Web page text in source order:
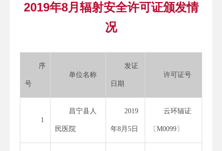
2019年8月辐射安全许可证颁发情
况
序
号
单位名称
发证
日期
许可证号
1
昌宁县人
民医院
2019
年8月5日
云环辐证
〔M0099〕